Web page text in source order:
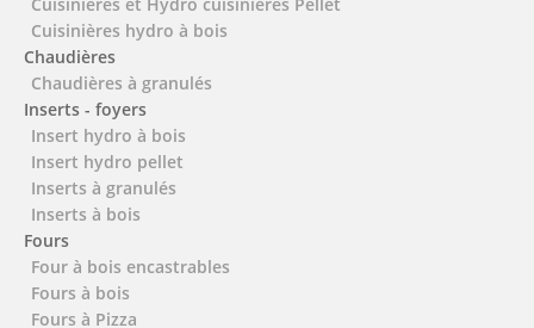
Cuisinières hydro à bois
Chaudières
Chaudières à granulés
Inserts - foyers
Insert hydro à bois
Insert hydro pellet
Inserts à granulés
Inserts à bois
Fours
Four à bois encastrables
Fours à bois
Fours à Pizza